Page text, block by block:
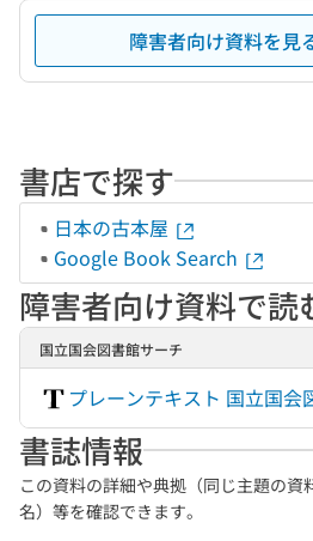
障害者向け資料を見
書店で探す
日本の古本屋
Google Book Search
障害者向け資料で読
国立国会図書館サーチ
プレーンテキスト 国立国会
書誌情報
この資料の詳細や典拠（同じ主題の
名）等を確認できます。